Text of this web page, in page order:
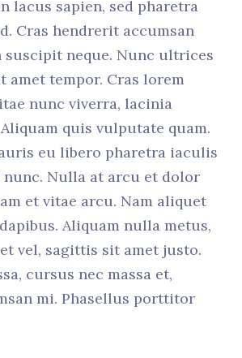
lacus sapien, sed pharetra
Cras hendrerit accumsan
neque. Nunc ultrices
amet tempor. Cras lorem
nunc viverra, lacinia
quis vulputate quam.
eu libero pharetra iaculis
Nulla at arcu et dolor
et vitae arcu. Nam aliquet
Aliquam nulla metus,
vel, sagittis sit amet justo.
cursus nec massa et,
mi. Phasellus porttitor